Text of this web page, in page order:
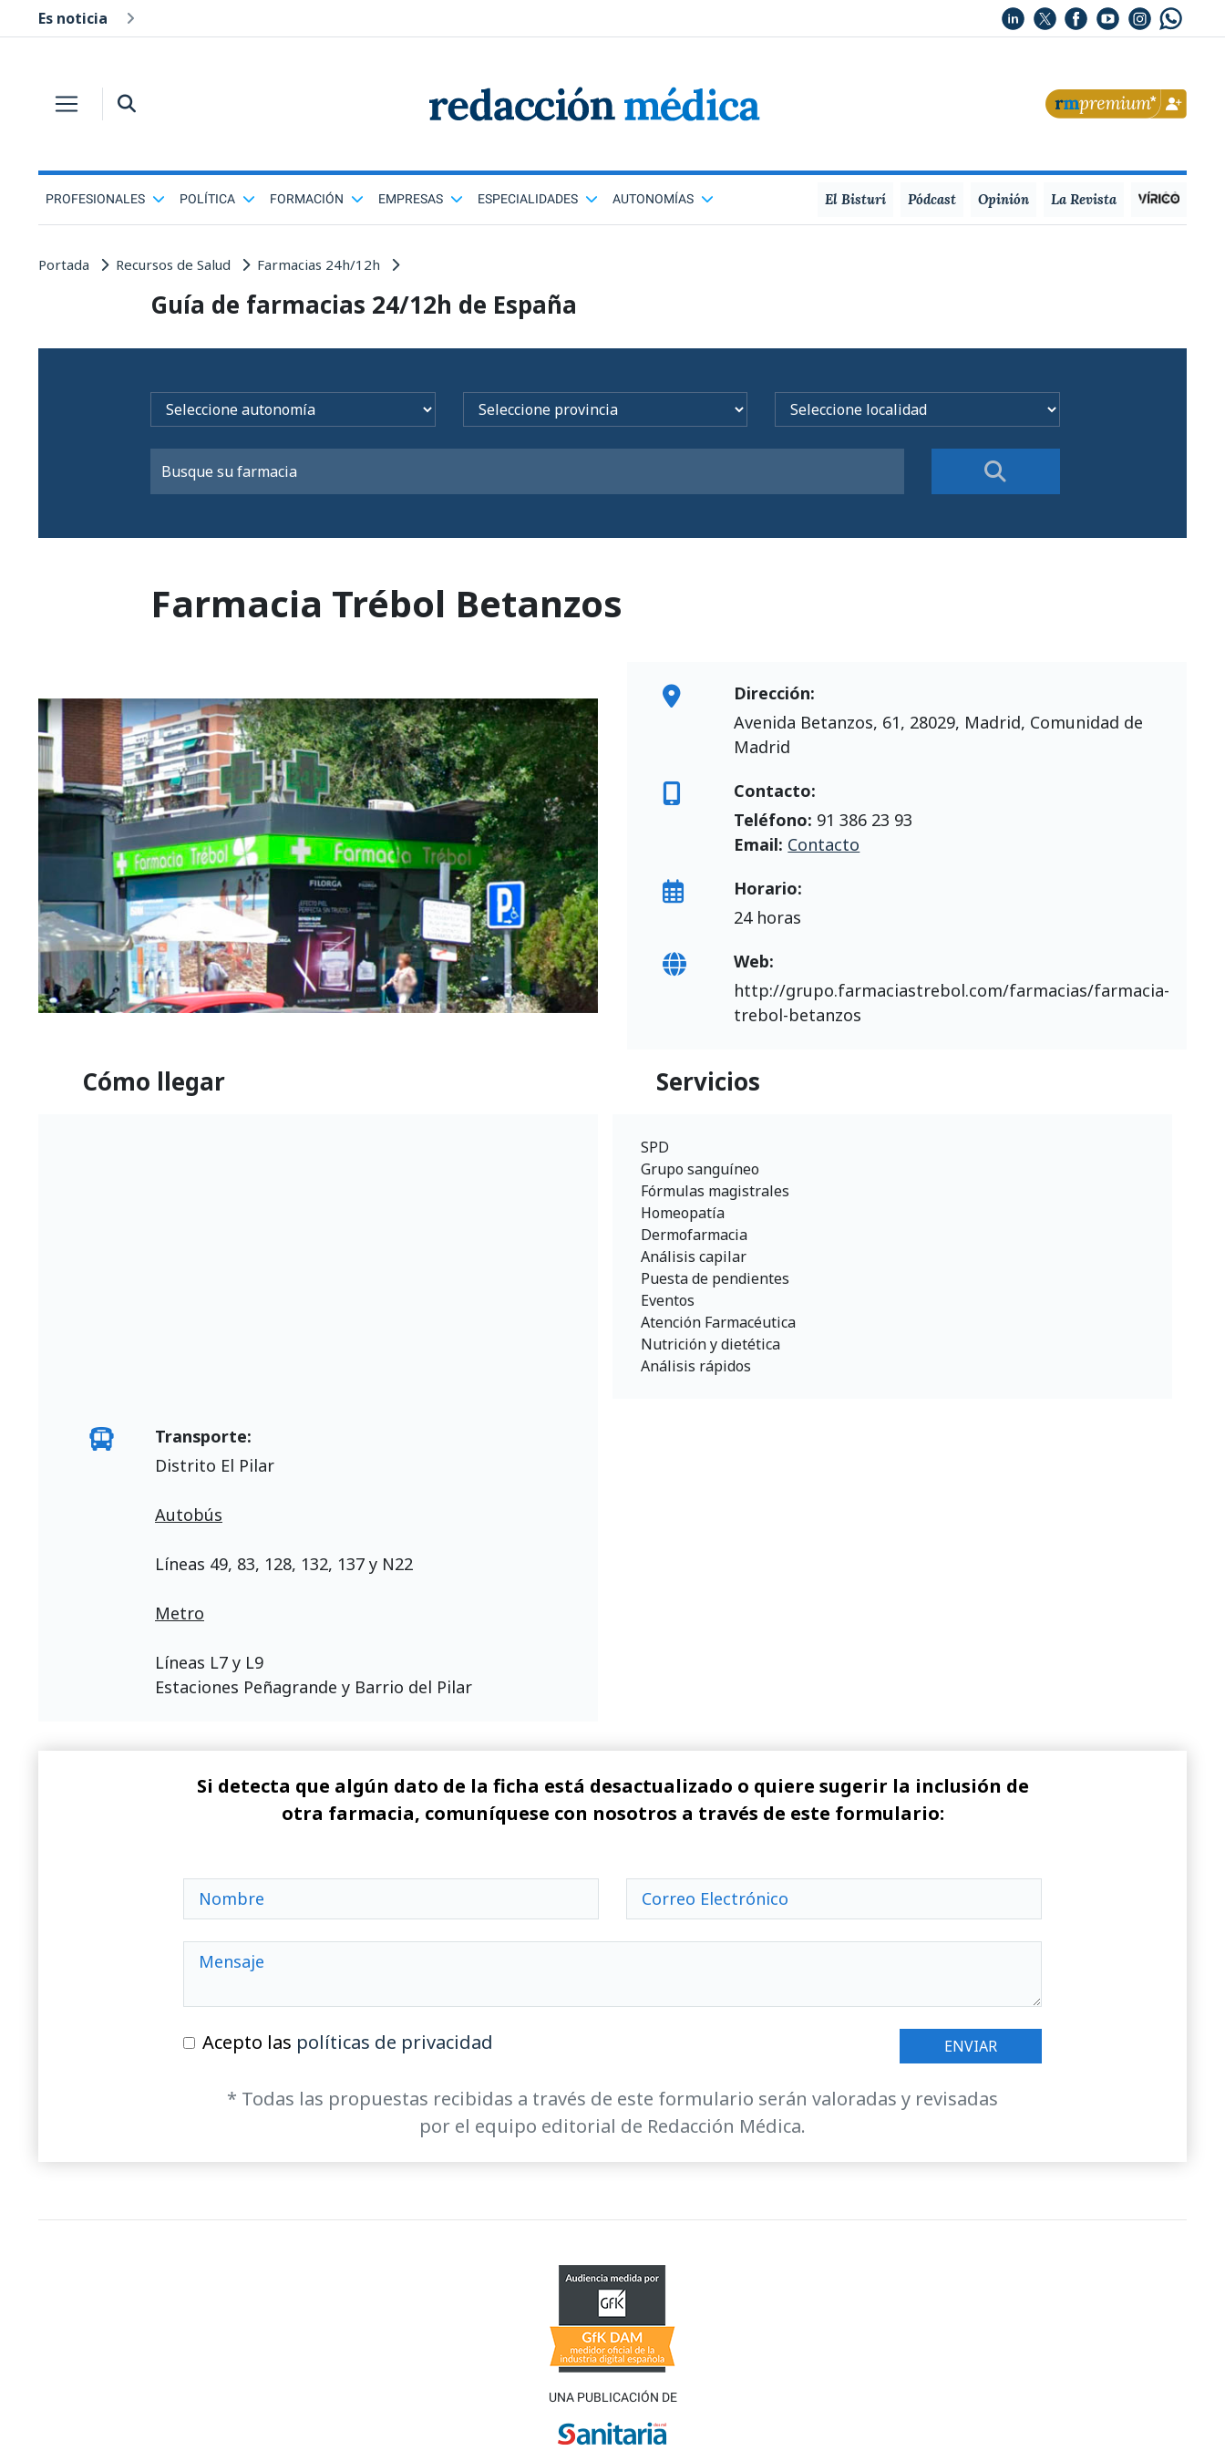
Es noticia
PROFESIONALES POLÍTICA FORMACIÓN EMPRESAS ESPECIALIDADES AUTONOMÍAS El Bisturí Pódcast Opinión La Revista
Portada Recursos de Salud Farmacias 24h/12h
Guía de farmacias 24/12h de España
Farmacia Trébol Betanzos
Dirección:
Avenida Betanzos, 61, 28029, Madrid, Comunidad de
Madrid
Contacto:
Teléfono: 91 386 23 93
Email: Contacto
Horario:
24 horas
Web:
http://grupo.farmaciastrebol.com/farmacias/farmacia-
trebol-betanzos
Cómo llegar
Transporte:
Distrito El Pilar
Autobús
Líneas 49, 83, 128, 132, 137 y N22
Metro
Líneas L7 y L9
Estaciones Peñagrande y Barrio del Pilar
Servicios
SPD
Grupo sanguíneo
Fórmulas magistrales
Homeopatía
Dermofarmacia
Análisis capilar
Puesta de pendientes
Eventos
Atención Farmacéutica
Nutrición y dietética
Análisis rápidos
Si detecta que algún dato de la ficha está desactualizado o quiere sugerir la inclusión de
otra farmacia, comuníquese con nosotros a través de este formulario:
Acepto las políticas de privacidad
* Todas las propuestas recibidas a través de este formulario serán valoradas y revisadas
por el equipo editorial de Redacción Médica.
UNA PUBLICACIÓN DE